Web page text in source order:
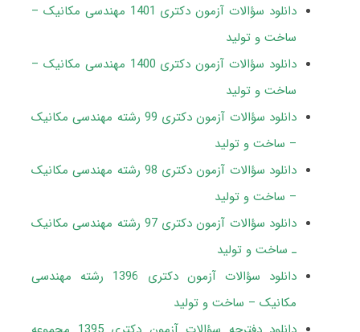
دانلود سؤالات آزمون دکتری 1401 مهندسی مکانیک –
ساخت و تولید
دانلود سؤالات آزمون دکتری 1400 مهندسی مکانیک –
ساخت و تولید
دانلود سؤالات آزمون دکتری 99 رشته مهندسی مکانیک
– ساخت و تولید
دانلود سؤالات آزمون دکتری 98 رشته مهندسی مکانیک
– ساخت و تولید
دانلود سؤالات آزمون دکتری 97 رشته مهندسی مکانیک
ـ ساخت و تولید
دانلود سؤالات آزمون دکتری 1396 رشته مهندسی
مکانیک – ساخت و تولید